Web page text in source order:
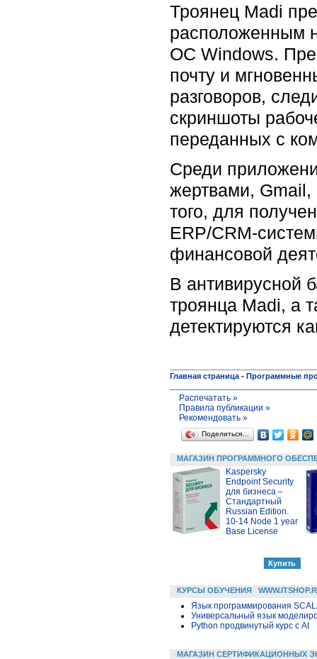
Троянец Madi
расположенным
ОС Windows.
почту и
разговоров,
скриншоты
переданных с
Среди
жертвами,
того, для
ERP/CRM-
финансовой
В антивирусной
троянца Madi, а
детектируются
Главная страница - Программные
Распечатать »
Правила публикации »
Рекомендовать »
Поделиться…
МАГАЗИН ПРОГРАММНОГО
Kaspersky
Endpoint Security
для бизнеса –
Стандартный
Russian Edition.
10-14 Node 1 year
Base License
КУРСЫ ОБУЧЕНИЯ
Язык программирования
Универсальный язык
Python продвинутый курс с AI
МАГАЗИН СЕРТИФИКАЦИОННЫХ